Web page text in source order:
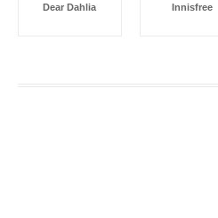
Dear Dahlia Innisfree